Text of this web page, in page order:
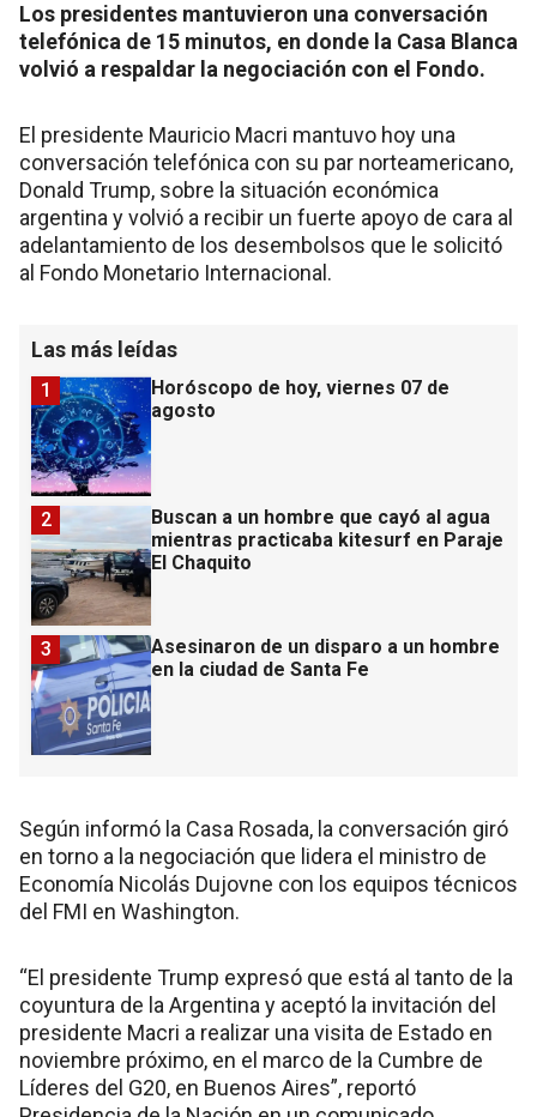
Los presidentes mantuvieron una conversación
telefónica de 15 minutos, en donde la Casa Blanca
volvió a respaldar la negociación con el Fondo.
El presidente Mauricio Macri mantuvo hoy una
conversación telefónica con su par norteamericano,
Donald Trump, sobre la situación económica
argentina y volvió a recibir un fuerte apoyo de cara al
adelantamiento de los desembolsos que le solicitó
al Fondo Monetario Internacional.
Las más leídas
Horóscopo de hoy, viernes 07 de
agosto
1
Buscan a un hombre que cayó al agua
mientras practicaba kitesurf en Paraje
El Chaquito
2
Asesinaron de un disparo a un hombre
en la ciudad de Santa Fe
3
Según informó la Casa Rosada, la conversación giró
en torno a la negociación que lidera el ministro de
Economía Nicolás Dujovne con los equipos técnicos
del FMI en Washington.
“El presidente Trump expresó que está al tanto de la
coyuntura de la Argentina y aceptó la invitación del
presidente Macri a realizar una visita de Estado en
noviembre próximo, en el marco de la Cumbre de
Líderes del G20, en Buenos Aires”, reportó